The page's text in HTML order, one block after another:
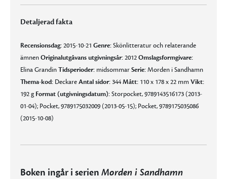
Detaljerad fakta
Recensionsdag:2015-10-21 Genre:Skönlitteratur och relaterande
ämnenOriginalutgåvans utgivningsår:2012Omslagsformgivare:
Elina GrandinTidsperioder: midsommarSerie:Morden i Sandhamn
Thema-kod: DeckareAntal sidor:344Mått: 110 x 178 x 22 mmVikt:
192 g Format (utgivningsdatum):Storpocket, 9789143516173 (2013-
01-04); Pocket, 9789175032009 (2013-05-15); Pocket, 9789175035086
(2015-10-08)
Boken ingår i serien Morden i Sandhamn